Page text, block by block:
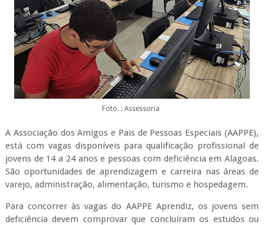
Foto. : Assessoria
A Associação dos Amigos e Pais de Pessoas Especiais (AAPPE),
está com vagas disponíveis para qualificação profissional de
jovens de 14 a 24 anos e pessoas com deficiência em Alagoas.
São oportunidades de aprendizagem e carreira nas áreas de
varejo, administração, alimentação, turismo e hospedagem.
Para concorrer às vagas do AAPPE Aprendiz, os jovens sem
deficiência devem comprovar que concluíram os estudos ou